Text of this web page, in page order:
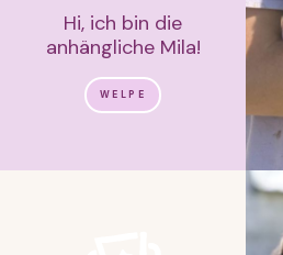
Hi, ich bin die
anhängliche Mila!
WELPE